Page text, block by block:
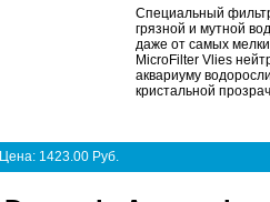
Специальный
грязной и мутной
даже от самых
MicroFilter Vlies
аквариуму
кристальной
Цена: 1423.00 Руб.